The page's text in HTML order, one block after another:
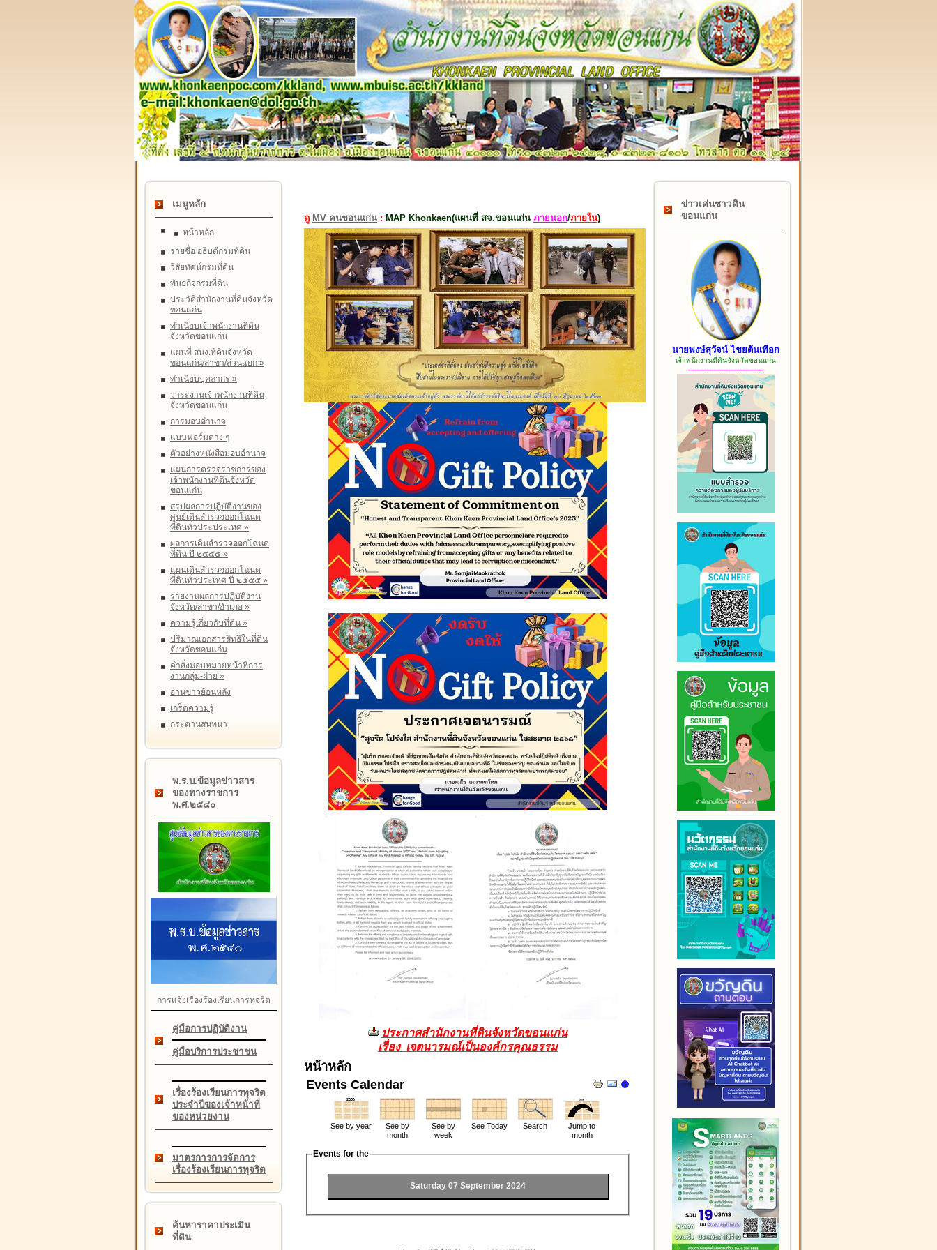
เมนูหลัก
หน้าหลัก
รายชื่อ อธิบดีกรมที่ดิน
วิสัยทัศน์กรมที่ดิน
พันธกิจกรมที่ดิน
ประวัติสำนักงานที่ดินจังหวัด
ขอนแก่น
ทำเนียบเจ้าพนักงานที่ดิน
จังหวัดขอนแก่น
แผนที่ สนง.ที่ดินจังหวัด
ขอนแก่น/สาขา/ส่วนแยก »
ทำเนียบบุคลากร »
วาระงานเจ้าพนักงานที่ดิน
จังหวัดขอนแก่น
การมอบอำนาจ
แบบฟอร์มต่าง ๆ
ตัวอย่างหนังสือมอบอำนาจ
แผนการตรวจราชการของ
เจ้าพนักงานที่ดินจังหวัด
ขอนแก่น
สรุปผลการปฏิบัติงานของ
ศูนย์เดินสำรวจออกโฉนด
ที่ดินทั่วประประเทศ »
ผลการเดินสำรวจออกโฉนด
ที่ดิน ปี ๒๕๕๕ »
แผนเดินสำรวจออกโฉนด
ที่ดินทั่วประเทศ ปี ๒๕๕๕ »
รายงานผลการปฏิบัติงาน
จังหวัด/สาขา/อำเภอ »
ความรู้เกี่ยวกับที่ดิน »
ปริมาณเอกสารสิทธิในที่ดิน
จังหวัดขอนแก่น
คำสั่งมอบหมายหน้าที่การ
งานกลุ่ม-ฝ่าย »
อ่านข่าวย้อนหลัง
เกร็ดความรู้
กระดานสนทนา
พ.ร.บ.ข้อมูลข่าวสาร
ของทางราชการ
พ.ศ.๒๕๔๐
การแจ้งเรื่องร้องเรียนการทุจริต
คู่มือการปฏิบัติงาน
คู่มือบริการประชาชน
เรื่องร้องเรียนการทุจริต
ประจำปีของเจ้าหน้าที่
ของหน่วยงาน
มาตรการการจัดการ
เรื่องร้องเรียนการทุจริต
ค้นหาราคาประเมิน
ที่ดิน
๑๗ กุมภาพันธ์ "วันคล้ายวันสถาปนากรมที่ดิน" ครบรอบ ๑๒๒
ดู MV คนขอนแก่น : MAP Khonkaen(แผนที่ สจ.ขอนแก่น ภายนอก/ภายใน)
ประกาศสำนักงานที่ดินจังหวัดขอนแก่น
เรื่อง เจตนารมณ์เป็นองค์กรคุณธรรม
หน้าหลัก
Events Calendar
See by year
See by
month
See by
week
See Today Search
Jump to
month
Events for the
Saturday 07 September 2024
ข่าวเด่นชาวดิน
ขอนแก่น
นายพงษ์สุวัจน์ ไชยต้นเทือก
เจ้าพนักงานที่ดินจังหวัดขอนแก่น
------------------------------------